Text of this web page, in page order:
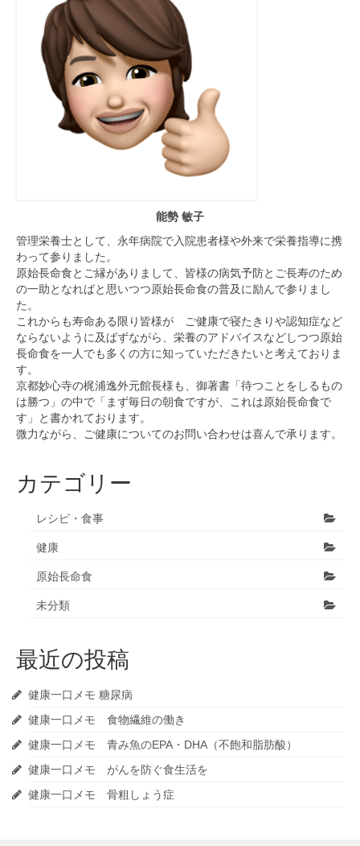
シ
能勢 敏子
管理栄養士として、永年病院で入院患者様や外来で栄養指導に携
わって参りました。
原始長命食とご縁がありまして、皆様の病気予防とご長寿のため
の一助となればと思いつつ原始長命食の普及に励んで参りまし
た。
これからも寿命ある限り皆様が ご健康で寝たきりや認知症など
ならないように及ばずながら、栄養のアドバイスなどしつつ原始
長命食を一人でも多くの方に知っていただきたいと考えておりま
す。
京都妙心寺の梶浦逸外元館長様も、御著書「待つことをしるもの
は勝つ」の中で「まず毎日の朝食ですが、これは原始長命食で
す」と書かれております。
微力ながら、ご健康についてのお問い合わせは喜んで承ります。
カテゴリー
レシピ・食事
健康
原始長命食
未分類
最近の投稿
健康一口メモ 糖尿病
健康一口メモ 食物繊維の働き
健康一口メモ 青み魚のEPA・DHA（不飽和脂肪酸）
健康一口メモ がんを防ぐ食生活を
健康一口メモ 骨粗しょう症